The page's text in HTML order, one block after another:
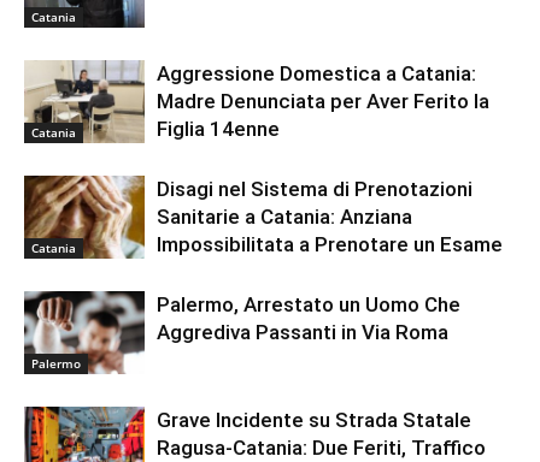
Catania
Catania
Aggressione Domestica a Catania:
Madre Denunciata per Aver Ferito la
Figlia 14enne
Catania
Disagi nel Sistema di Prenotazioni
Sanitarie a Catania: Anziana
Impossibilitata a Prenotare un Esame
Palermo
Palermo, Arrestato un Uomo Che
Aggrediva Passanti in Via Roma
Grave Incidente su Strada Statale
Ragusa-Catania: Due Feriti, Traffico